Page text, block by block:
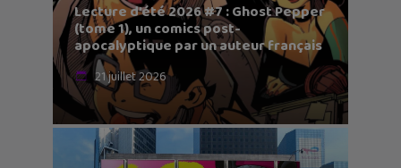
Lecture d’été 2026 #7 : Ghost Pepper
(tome 1), un comics post-
apocalyptique par un auteur français
21 juillet 2026